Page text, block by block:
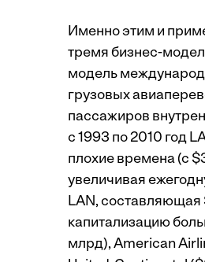
Именно этим и
тремя бизнес-
модель
грузовых
пассажиров
с 1993 по 2010 год
плохие времена (с
увеличивая
LAN, составляющая
капитализацию
млрд), American